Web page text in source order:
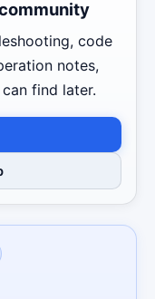
code
notes,
find later.